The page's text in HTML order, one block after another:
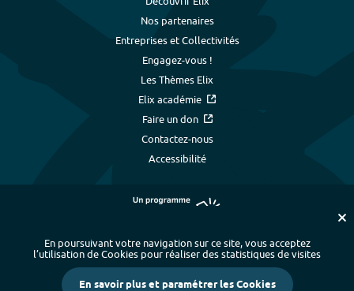
Nos partenaires
Entreprises et Collectivités
Engagez-vous !
Les Thèmes Elix
Elix académie
Faire un don
Contactez-nous
Accessibilité
Plan du site - Index alphabétique
-
Mentions légales et données personnelles
- Paramétrer les cookies
En poursuivant votre navigation sur ce site, vous acceptez
l’utilisation de Cookies pour réaliser des statistiques de visites
En savoir plus et paramétrer les Cookies